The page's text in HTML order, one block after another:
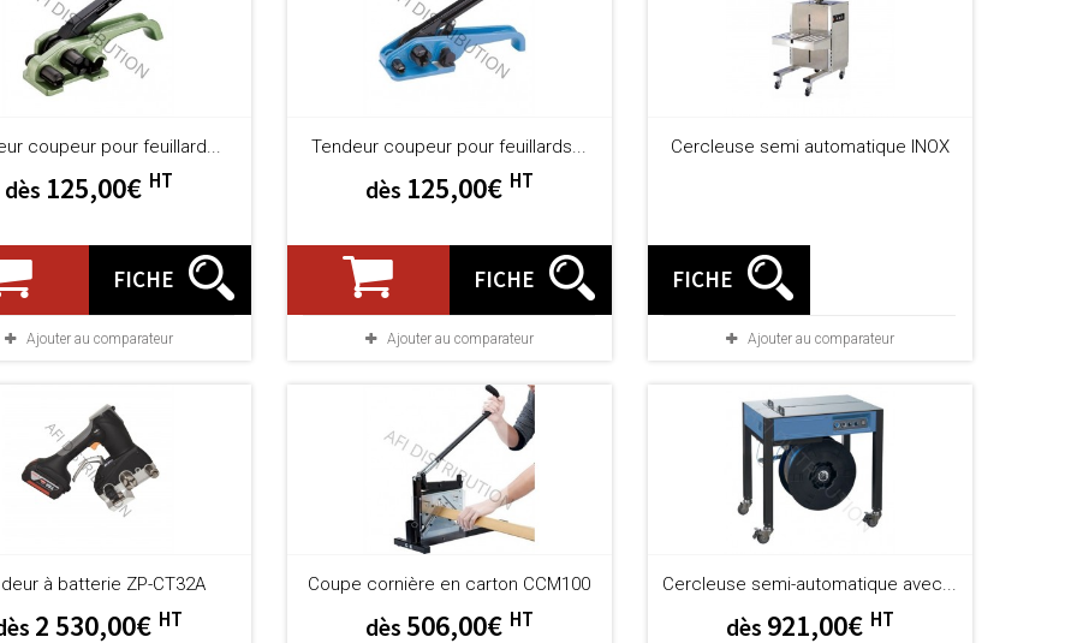
coupeur pour feuillard...
dès 125,00€ HT
FICHE
Ajouter au comparateur
Tendeur coupeur pour feuillards...
dès 125,00€ HT
FICHE
Ajouter au comparateur
Cercleuse semi automatique INOX
FICHE
Ajouter au comparateur
à batterie ZP-CT32A
2 530,00€ HT
Coupe cornière en carton CCM100
dès 506,00€ HT
Cercleuse semi-automatique avec...
dès 921,00€ HT